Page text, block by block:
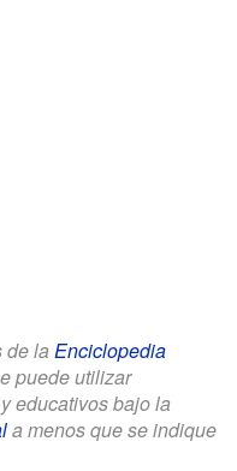
de la Enciclopedia
puede utilizar
educativos bajo la
a menos que se indique